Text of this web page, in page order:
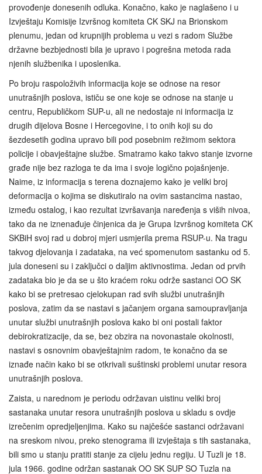
provođenje donesenih odluka. Konačno, kako je naglašeno i u
Izvještaju Komisije Izvršnog komiteta CK SKJ na Brionskom
plenumu, jedan od krupnijih problema u vezi s radom Službe
državne bezbjednosti bila je upravo i pogrešna metoda rada
njenih službenika i uposlenika.
Po broju raspoloživih informacija koje se odnose na resor
unutrašnjih poslova, ističu se one koje se odnose na stanje u
centru, Republičkom SUP-u, ali ne nedostaje ni informacija iz
drugih dijelova Bosne i Hercegovine, i to onih koji su do
šezdesetih godina upravo bili pod posebnim režimom sektora
policije i obavještajne službe. Smatramo kako takvo stanje izvorne
građe nije bez razloga te da ima i svoje logično pojašnjenje.
Naime, iz informacija s terena doznajemo kako je veliki broj
deformacija o kojima se diskutiralo na ovim sastancima nastao,
između ostalog, i kao rezultat izvršavanja naređenja s viših nivoa,
tako da ne iznenađuje činjenica da je Grupa Izvršnog komiteta CK
SKBiH svoj rad u dobroj mjeri usmjerila prema RSUP-u. Na tragu
takvog djelovanja i zadataka, na već spomenutom sastanku od 5.
jula doneseni su i zaključci o daljim aktivnostima. Jedan od prvih
zadataka bio je da se u što kraćem roku održe sastanci OO SK
kako bi se pretresao cjelokupan rad svih službi unutrašnjih
poslova, zatim da se nastavi s jačanjem organa samoupravljanja
unutar službi unutrašnjih poslova kako bi oni postali faktor
debirokratizacije, da se, bez obzira na novonastale okolnosti,
nastavi s osnovnim obavještajnim radom, te konačno da se
iznađe način kako bi se otkrivali suštinski problemi unutar resora
unutrašnjih poslova.
Zaista, u narednom je periodu održavan uistinu veliki broj
sastanaka unutar resora unutrašnjih poslova u skladu s ovdje
izrečenim opredjeljenjima. Kako su najčešće sastanci održavani
na sreskom nivou, preko stenograma ili izvještaja s tih sastanaka,
bili smo u stanju pratiti stanje za cijelu jednu regiju. U Tuzli je 18.
jula 1966. godine održan sastanak OO SK SUP SO Tuzla na